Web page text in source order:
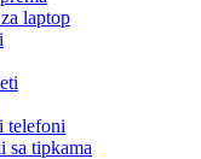
laptop
telefoni
sa tipkama